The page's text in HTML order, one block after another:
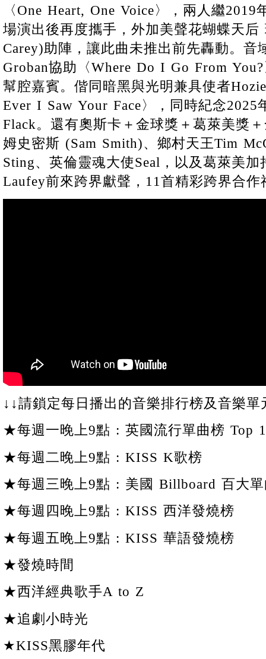
〈One Heart, One Voice〉，兩人繼
場演出後再度攜手，外加美聲花蝴蝶天
Carey)助陣，讓此曲未推出前先轟動。音
Groban協助〈Where Do I Go From
幫腔嘉賓。偕同暗黑與光明兼具使者
Ever I Saw Your Face〉，同時紀念2025
Flack。還有奧斯卡＋金球獎＋葛萊美獎
姆史密斯 (Sam Smith)、鄉村天王Tim
Sting、英倫靈魂大使Seal，以及葛萊美
Laufey前來跨界獻聲，11首精彩跨界合作
↓↓請鎖定每日播出的音樂排行榜及音樂單
★每週一晚上9點 : 英國流行單曲榜 Top
★每週二晚上9點 : KISS K歌榜
★每週三晚上9點 : 美國 Billboard 百大
★每週四晚上9點 : KISS 西洋發燒榜
★每週五晚上9點 : KISS 華語發燒榜
★發燒時間
★西洋經典歌手A to Z
★追劇小時光
★KISS黑膠年代